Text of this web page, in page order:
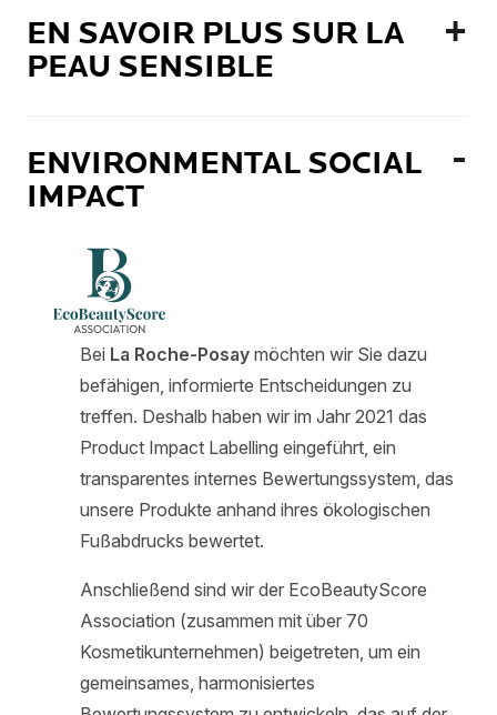
EN SAVOIR PLUS SUR LA
PEAU SENSIBLE
ENVIRONMENTAL SOCIAL
IMPACT